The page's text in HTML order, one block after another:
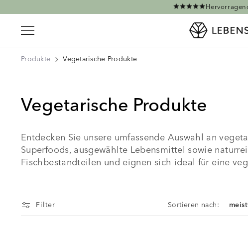
Produkte Vegetarische Produkte
Vegetarische Produkte
Entdecken Sie unsere umfassende Auswahl an
Superfoods, ausgewählte Lebensmittel sowie
Fischbestandteilen und eignen sich ideal für eine
Filter Sortieren nach: